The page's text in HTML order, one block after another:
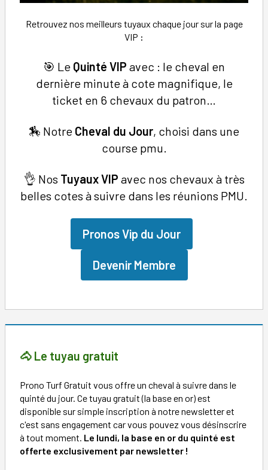
Retrouvez nos meilleurs tuyaux chaque jour sur la page
VIP :
🎯 Le Quinté VIP avec : le cheval en
dernière minute à cote magnifique, le
ticket en 6 chevaux du patron…
🏇 Notre Cheval du Jour, choisi dans une
course pmu.
👌 Nos TuyauxVIP avec nos chevaux à très
belles cotes à suivre dans les réunions PMU.
Pronos Vip du Jour
Devenir Membre
🐴 Le tuyau gratuit
Prono Turf Gratuit vous offre un cheval à suivre dans le
quinté du jour. Ce tuyau gratuit (la base en or) est
disponible sur simple inscription à notre newsletter et
c'est sans engagement car vous pouvez vous désinscrire
à tout moment. Le lundi, la base en or du quinté est
offerte exclusivement par newsletter !